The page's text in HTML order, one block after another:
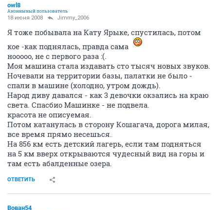
owl8
Анонимный пользователь
18 июня 2008 Jimmy_2006
Я тоже побывала на Кату Ярыке, спустилась, потом
кое -как поднялась, правда сама
нооооо, не с первого раза :(.
Моя машина стала издавать сто тысяч новых звуков.
Ночевали на территории базы, палатки не было -
спали в машине (холодно, утром дождь).
Народ диву давался - как 3 девочки окзались на краю
света. Спасбио Машинке - не подвела.
красота не описуемая.
Потом катанулась в сторону Кошагача, дорога милая,
все время прямо несешься.
На 856 км есть детский лагерь, если там подняться
на 5 км вверх открываются чудесный вид на горы и
там есть абалденные озера.
ОТВЕТИТЬ
Вован54